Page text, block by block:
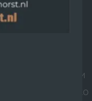
является
добиться. Они
Вот несколько